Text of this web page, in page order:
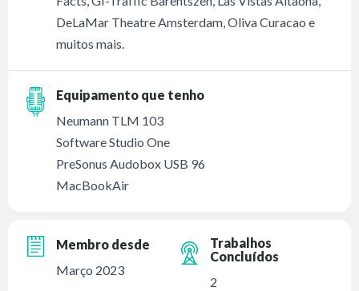
DeLaMar Theatre Amsterdam, Oliva Curacao e
muitos mais.
Equipamento que tenho
Neumann TLM 103
Software Studio One
PreSonus Audobox USB 96
MacBookAir
Membro desde
Março 2023
Trabalhos
Concluídos
2